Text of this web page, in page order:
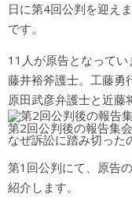
日に第4回公判を迎え
です。
11人が原告となってい
藤井裕斧護士。工藤勇
原田武彦弁護士と近藤
第2回公判後の報告集
なぜ訴訟に踏み切った
第1回公判にて、原告
紹介します。